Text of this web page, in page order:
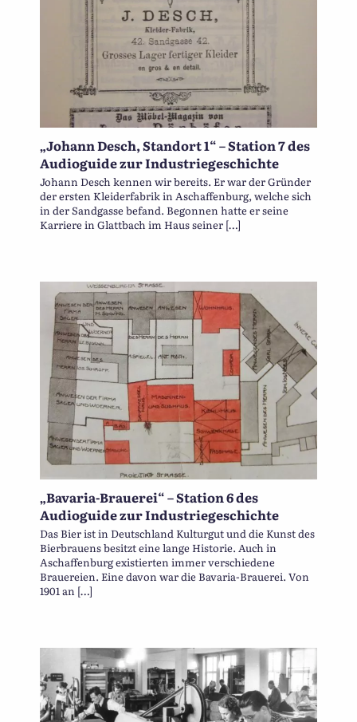
„Johann Desch, Standort 1“ – Station 7 des
Audioguide zur Industriegeschichte
Johann Desch kennen wir bereits. Er war der Gründer
der ersten Kleiderfabrik in Aschaffenburg, welche sich
in der Sandgasse befand. Begonnen hatte er seine
Karriere in Glattbach im Haus seiner […]
„Bavaria-Brauerei“ – Station 6 des
Audioguide zur Industriegeschichte
Das Bier ist in Deutschland Kulturgut und die Kunst des
Bierbrauens besitzt eine lange Historie. Auch in
Aschaffenburg existierten immer verschiedene
Brauereien. Eine davon war die Bavaria-Brauerei. Von
1901 an […]